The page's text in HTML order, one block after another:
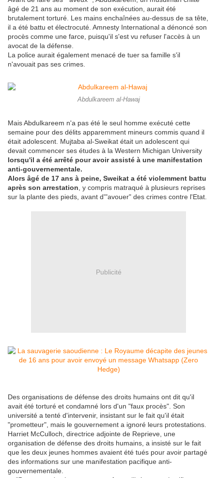
âgé de 21 ans au moment de son exécution, aurait été
brutalement torturé. Les mains enchaînées au-dessus de sa tête,
il a été battu et électrocuté. Amnesty International a dénoncé son
procès comme une farce, puisqu'il s'est vu refuser l'accès à un
avocat de la défense.
La police aurait également menacé de tuer sa famille s'il
n'avouait pas ses crimes.
Abdulkareem al-Hawaj
Mais Abdulkareem n'a pas été le seul homme exécuté cette
semaine pour des délits apparemment mineurs commis quand il
était adolescent. Mujtaba al-Sweikat était un adolescent qui
devait commencer ses études à la Western Michigan University
lorsqu'il a été arrêté pour avoir assisté à une manifestation
anti-gouvernementale.
Alors âgé de 17 ans à peine, Sweikat a été violemment battu
après son arrestation , y compris matraqué à plusieurs reprises
sur la plante des pieds, avant d'"avouer" des crimes contre l'Etat.
Publicité
Des organisations de défense des droits humains ont dit qu'il
avait été torturé et condamné lors d'un "faux procès". Son
université a tenté d'intervenir, insistant sur le fait qu'il était
"prometteur", mais le gouvernement a ignoré leurs protestations.
Harriet McCulloch, directrice adjointe de Reprieve, une
organisation de défense des droits humains, a insisté sur le fait
que les deux jeunes hommes avaient été tués pour avoir partagé
des informations sur une manifestation pacifique anti-
gouvernementale.